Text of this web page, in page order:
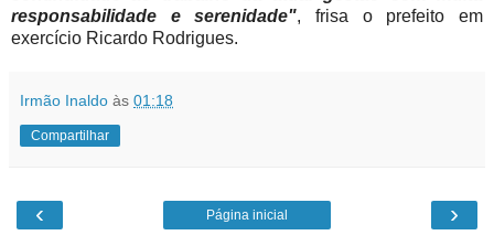
responsabilidade e serenidade", frisa o prefeito em
exercício Ricardo Rodrigues.
Irmão Inaldo às 01:18
Compartilhar
‹ ›
Página inicial